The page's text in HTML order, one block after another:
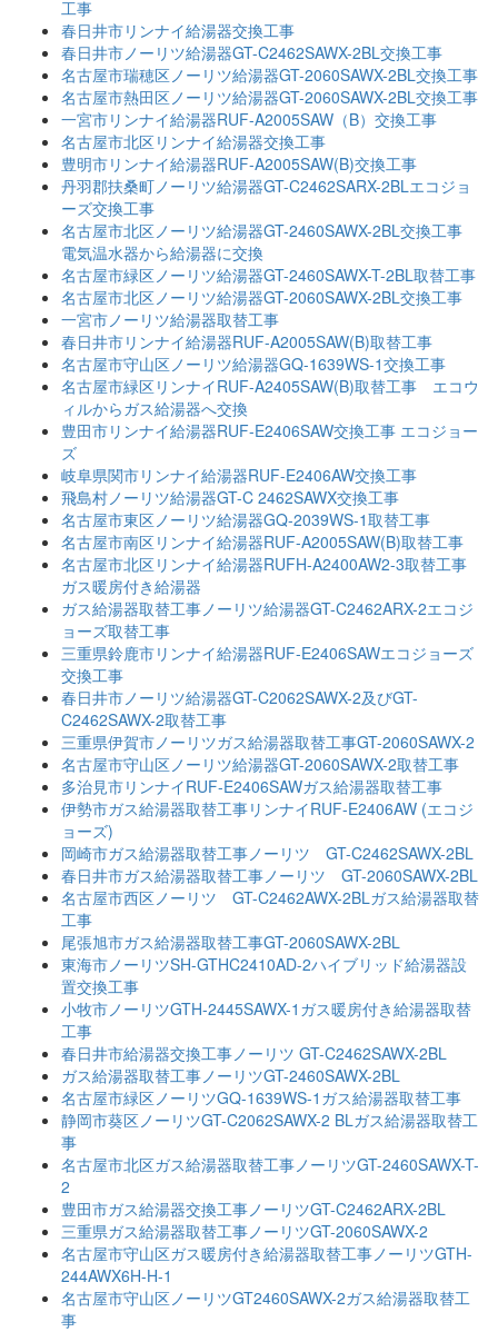
工事
春日井市リンナイ給湯器交換工事
春日井市ノーリツ給湯器GT-C2462SAWX-2BL交換工事
名古屋市瑞穂区ノーリツ給湯器GT-2060SAWX-2BL交換工事
名古屋市熱田区ノーリツ給湯器GT-2060SAWX-2BL交換工事
一宮市リンナイ給湯器RUF-A2005SAW（B）交換工事
名古屋市北区リンナイ給湯器交換工事
豊明市リンナイ給湯器RUF-A2005SAW(B)交換工事
丹羽郡扶桑町ノーリツ給湯器GT-C2462SARX-2BLエコジョ
ーズ交換工事
名古屋市北区ノーリツ給湯器GT-2460SAWX-2BL交換工事
電気温水器から給湯器に交換
名古屋市緑区ノーリツ給湯器GT-2460SAWX-T-2BL取替工事
名古屋市北区ノーリツ給湯器GT-2060SAWX-2BL交換工事
一宮市ノーリツ給湯器取替工事
春日井市リンナイ給湯器RUF-A2005SAW(B)取替工事
名古屋市守山区ノーリツ給湯器GQ-1639WS-1交換工事
名古屋市緑区リンナイRUF-A2405SAW(B)取替工事 エコウ
ィルからガス給湯器へ交換
豊田市リンナイ給湯器RUF-E2406SAW交換工事 エコジョー
ズ
岐阜県関市リンナイ給湯器RUF-E2406AW交換工事
飛島村ノーリツ給湯器GT-C 2462SAWX交換工事
名古屋市東区ノーリツ給湯器GQ-2039WS-1取替工事
名古屋市南区リンナイ給湯器RUF-A2005SAW(B)取替工事
名古屋市北区リンナイ給湯器RUFH-A2400AW2-3取替工事
ガス暖房付き給湯器
ガス給湯器取替工事ノーリツ給湯器GT-C2462ARX-2エコジ
ョーズ取替工事
三重県鈴鹿市リンナイ給湯器RUF-E2406SAWエコジョーズ
交換工事
春日井市ノーリツ給湯器GT-C2062SAWX-2及びGT-
C2462SAWX-2取替工事
三重県伊賀市ノーリツガス給湯器取替工事GT-2060SAWX-2
名古屋市守山区ノーリツ給湯器GT-2060SAWX-2取替工事
多治見市リンナイRUF-E2406SAWガス給湯器取替工事
伊勢市ガス給湯器取替工事リンナイRUF-E2406AW (エコジ
ョーズ)
岡崎市ガス給湯器取替工事ノーリツ GT-C2462SAWX-2BL
春日井市ガス給湯器取替工事ノーリツ GT-2060SAWX-2BL
名古屋市西区ノーリツ GT-C2462AWX-2BLガス給湯器取替
工事
尾張旭市ガス給湯器取替工事GT-2060SAWX-2BL
東海市ノーリツSH-GTHC2410AD-2ハイブリッド給湯器設
置交換工事
小牧市ノーリツGTH-2445SAWX-1ガス暖房付き給湯器取替
工事
春日井市給湯器交換工事ノーリツ GT-C2462SAWX-2BL
ガス給湯器取替工事ノーリツGT-2460SAWX-2BL
名古屋市緑区ノーリツGQ-1639WS-1ガス給湯器取替工事
静岡市葵区ノーリツGT-C2062SAWX-2 BLガス給湯器取替工
事
名古屋市北区ガス給湯器取替工事ノーリツGT-2460SAWX-T-
2
豊田市ガス給湯器交換工事ノーリツGT-C2462ARX-2BL
三重県ガス給湯器取替工事ノーリツGT-2060SAWX-2
名古屋市守山区ガス暖房付き給湯器取替工事ノーリツGTH-
244AWX6H-H-1
名古屋市守山区ノーリツGT2460SAWX-2ガス給湯器取替工
事